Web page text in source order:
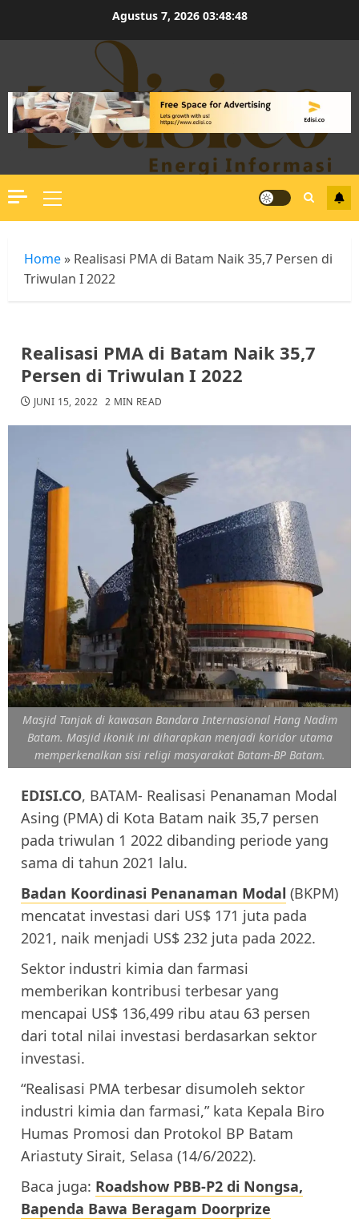
Agustus 7, 2026 03:48:49
Primary
Menu
Home » Realisasi PMA di Batam Naik 35,7 Persen di
Triwulan I 2022
Realisasi PMA di Batam Naik 35,7
Persen di Triwulan I 2022
JUNI 15, 2022 2 MIN READ
Masjid Tanjak di kawasan Bandara Internasional Hang Nadim
Batam. Masjid ikonik ini diharapkan menjadi koridor utama
memperkenalkan sisi religi masyarakat Batam-BP Batam.
EDISI.CO, BATAM- Realisasi Penanaman Modal
Asing (PMA) di Kota Batam naik 35,7 persen
pada triwulan 1 2022 dibanding periode yang
sama di tahun 2021 lalu.
Badan Koordinasi Penanaman Modal (BKPM)
mencatat investasi dari US$ 171 juta pada
2021, naik menjadi US$ 232 juta pada 2022.
Sektor industri kimia dan farmasi
memberikan kontribusi terbesar yang
mencapai US$ 136,499 ribu atau 63 persen
dari total nilai investasi berdasarkan sektor
investasi.
“Realisasi PMA terbesar disumoleh sektor
industri kimia dan farmasi,” kata Kepala Biro
Humas Promosi dan Protokol BP Batam
Ariastuty Sirait, Selasa (14/6/2022).
Baca juga: Roadshow PBB-P2 di Nongsa,
Bapenda Bawa Beragam Doorprize